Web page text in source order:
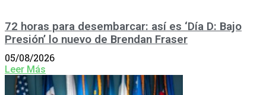
72 horas para desembarcar: así es ‘Día D: Bajo
Presión’ lo nuevo de Brendan Fraser
05/08/2026
Leer Más